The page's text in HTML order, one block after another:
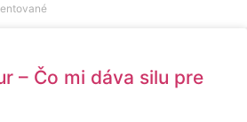
– Čo mi dáva silu pre